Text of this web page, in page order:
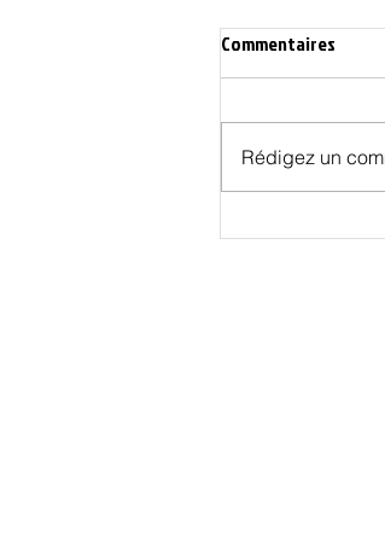
Hausse du prix
Commentaires
Rédigez un